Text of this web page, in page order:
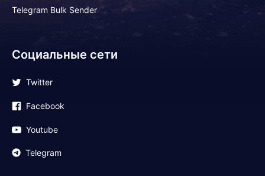
Telegram Bulk Sender
Социальные сети
Twitter
Facebook
Youtube
Telegram